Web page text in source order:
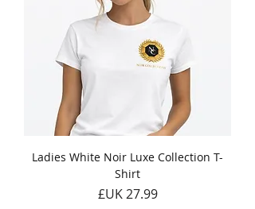
Ladies White Noir Luxe Collection T-
Shirt
السعر‏27.99 UK£